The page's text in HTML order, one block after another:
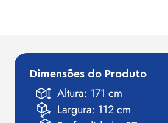
Dimensões do Produto
Altura: 171 cm
Largura: 112 cm